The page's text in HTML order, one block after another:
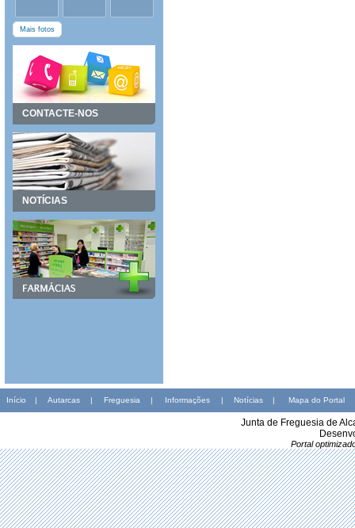
Mais fotos
CONTACTE-NOS
NOTÍCIAS
Início | Autarcas | Freguesia | Informações | Notícias | Mapa do Portal
Junta de Freguesia de
Portal